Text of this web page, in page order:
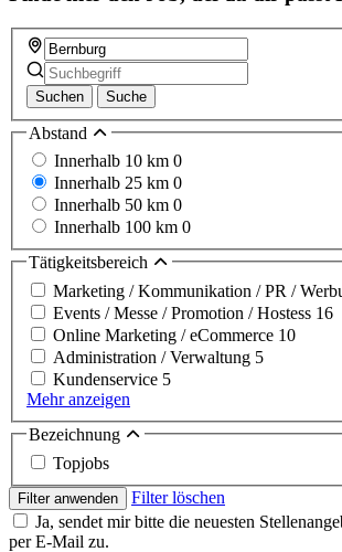
Suchen Suche
Abstand
Innerhalb 10 km 0
Innerhalb 25 km 0
Innerhalb 50 km 0
Innerhalb 100 km 0
Tätigkeitsbereich
Marketing / Kommunikation / PR /
Events / Messe / Promotion / Hostess 16
Online Marketing / eCommerce 10
Administration / Verwaltung 5
Kundenservice 5
Mehr anzeigen
Bezeichnung
Topjobs
Filter anwenden
Filter löschen
Ja, sendet mir bitte die neuesten
per E-Mail zu.